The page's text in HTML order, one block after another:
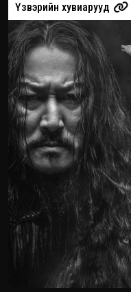
Үзвэрийн хувиарууд